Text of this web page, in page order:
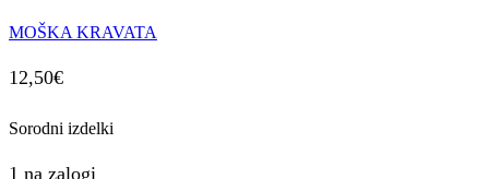
MOŠKA KRAVATA
12,50€
Sorodni izdelki
1 na zalogi